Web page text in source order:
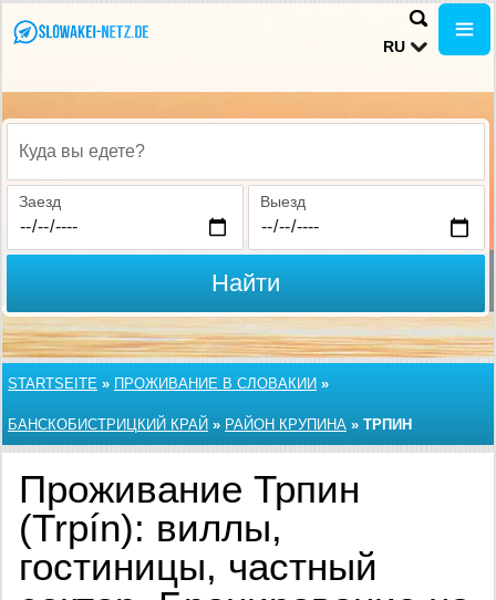
RU
Куда вы едете?
Заезд Выезд
Найти
STARTSEITE » ПРОЖИВАНИЕ В СЛОВАКИИ »
БАНСКОБИСТРИЦКИЙ КРАЙ » РАЙОН КРУПИНА » ТРПИН
Проживание Трпин
(Trpín): виллы,
гостиницы, частный